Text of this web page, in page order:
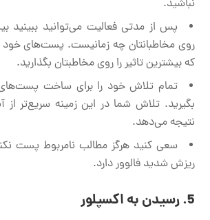
نباشید.
پس از مدتی فعالیت می‌توانید ببینید
روی مخاطبانتان چه زمانیست. پست‌های خود
که بیشترین تاثیر را روی مخاطبتان بگذارید.
تمام تلاش خود را برای ساخت پست‌های
بگیرید. تلاش شما در این زمینه سریع‌تر از
نتیجه می‌دهد.
سعی کنید هرگز مطالب نامربوط پست
ریزش شدید فالوور دارد.
5. رسیدن به اکسپلور